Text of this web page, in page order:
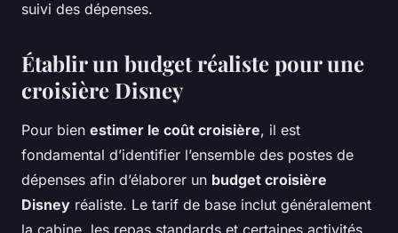
suivi des dépenses.
Établir un budget réaliste pour une
croisière Disney
Pour bien estimer le coût croisière, il est
fondamental d’identifier l’ensemble des postes de
dépenses afin d’élaborer un budget croisière
Disney réaliste. Le tarif de base inclut généralement
la cabine, les repas standards et certaines activités,